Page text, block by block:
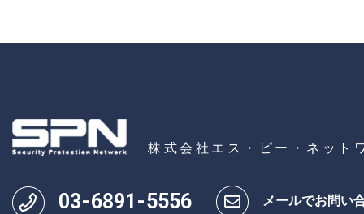
株式会社エス・ピー・ネット
03-6891 -5556 メールでお問い